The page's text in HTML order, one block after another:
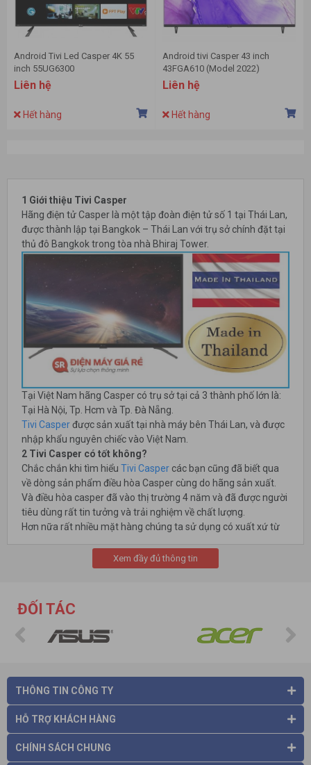
Android Tivi Led Casper 4K 55
inch 55UG6300
Liên hệ
Hết hàng
Android tivi Casper 43 inch
43FGA610 (Model 2022)
Liên hệ
Hết hàng
1 Giới thiệu Tivi Casper
Hãng điện tử Casper là một tập đoàn điện tử số 1 tại Thái Lan,
được thành lập tại Bangkok – Thái Lan với trụ sở chính đặt tại
thủ đô Bangkok trong tòa nhà Bhiraj Tower.
Tại Việt Nam hãng Casper có trụ sở tại cả 3 thành phố lớn là:
Tại Hà Nội, Tp. Hcm và Tp. Đà Nẵng.
Tivi Casperđược sản xuất tại nhà máy bên Thái Lan, và được
nhập khẩu nguyên chiếc vào Việt Nam.
2 Tivi Casper có tốt không?
Chắc chắn khi tìm hiểu Tivi Casper các bạn cũng đã biết qua
về dòng sản phẩm điều hòa Casper cùng do hãng sản xuất.
Và điều hòa casper đã vào thị trường 4 năm và đã được người
tiêu dùng rất tin tưởng và trải nghiệm về chất lượng.
Hơn nữa rất nhiều mặt hàng chúng ta sử dụng có xuất xứ từ
hoàn toàn có thể yên tâm về chất lượng của những chiếc tivi
Nhằm phục vụ được số lượng khách hàng tối đa, hãng tivi
casper trang bị cho mình đầy đủ các kích cỡ màn hình. Từ đó
giúp khách hàng có nhiều lựa chọn kích thước tivi cho mình và
có thể bố trí lắp đặt ở nhiều nơi khác nhau.
Xem đầy đủ thông tin
ĐỐI TÁC
THÔNG TIN CÔNG TY
HỖ TRỢ KHÁCH HÀNG
CHÍNH SÁCH CHUNG